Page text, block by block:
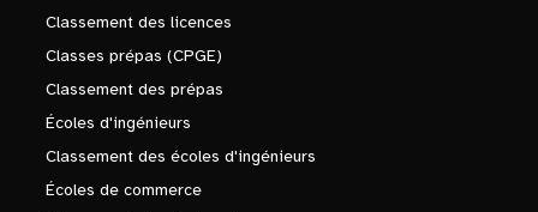
Classement des licences
Classes prépas (CPGE)
Classement des prépas
Écoles d'ingénieurs
Classement des écoles d'ingénieurs
Écoles de commerce